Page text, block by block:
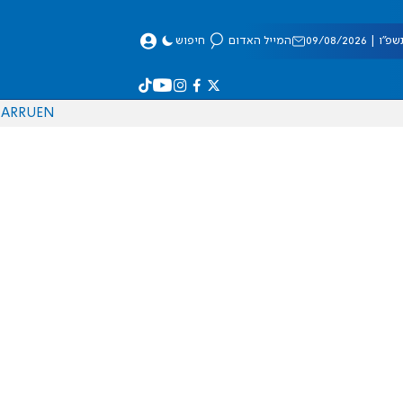
08/2026 המייל האדום חיפוש
EN
RU
AR